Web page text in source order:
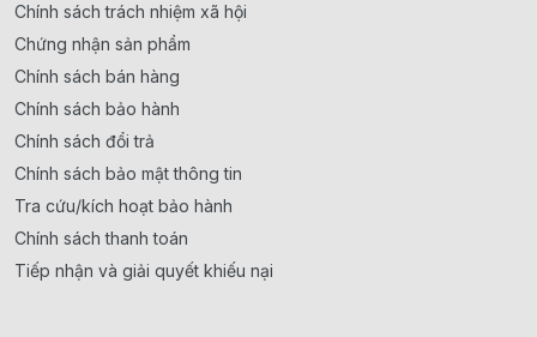
Chính sách trách nhiệm xã hội
Chứng nhận sản phẩm
Chính sách bán hàng
Chính sách bảo hành
Chính sách đổi trả
Chính sách bảo mật thông tin
Tra cứu/kích hoạt bảo hành
Chính sách thanh toán
Tiếp nhận và giải quyết khiếu nại